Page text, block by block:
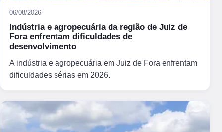
06/08/2026
Indústria e agropecuária da região de Juiz de
Fora enfrentam dificuldades de
desenvolvimento
A indústria e agropecuária em Juiz de Fora enfrentam
dificuldades sérias em 2026.